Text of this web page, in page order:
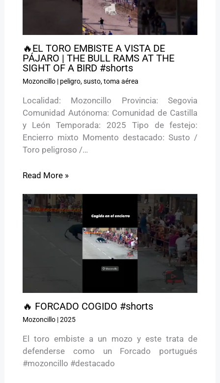
🔥EL TORO EMBISTE A VISTA DE
PÁJARO | THE BULL RAMS AT THE
SIGHT OF A BIRD #shorts
Mozoncillo| peligro,susto,toma aérea
Localidad: Mozoncillo Provincia: Segovia
Comunidad Autónoma: Comunidad de Castilla
y León Temporada: 2025 Tipo de festejo:
Encierro mixto Momento destacado: Susto /
Toro peligroso /…
Read More »
🔥 FORCADO COGIDO #shorts
Mozoncillo|2025
El toro embiste a un mozo y este trata de
defenderse como un Forcado portugués
#mozoncillo #destacado